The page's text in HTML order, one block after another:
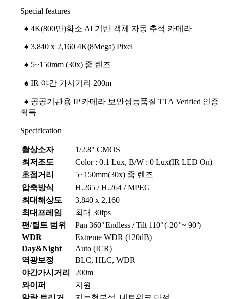
Special features
♠ 4K(800만)화소 AI 기반 객체 자동 추적 카메라
♠ 3,840 x 2,160 4K(8Mega) Pixel
♠ 5~150mm (30x) 줌 렌즈
♠ IR 야간 가시거리 200m
♠ 공공기관용 IP 카메라 보안성능품질 TTA Verified 인증
획득
Specification
촬상소자
1/2.8" CMOS
최저조도
Color : 0.1 Lux, B/W : 0 Lux(IR LED On)
초점거리
5~150mm(30x) 줌 렌즈
압축방식
H.265 / H.264 / MPEG
최대해상도
3,840 x 2,160
최대프레임
최대 30fps
팬/틸트 범위
Pan 360 ̊ Endless / Tilt 110 ̊ (-20 ̊ ~ 90 ̊)
WDR
Extreme WDR (120dB)
Day&Night
Auto (ICR)
역광보정
BLC, HLC, WDR
야간가시거리
200m
와이퍼
지원